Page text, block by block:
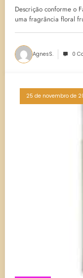
Descrição conforme o
uma fragrância floral
AgnesS. 0
25 de novembro de